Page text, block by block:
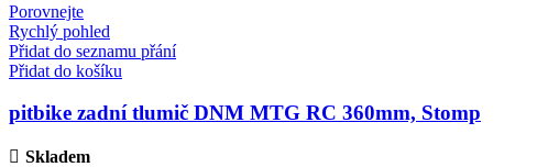
Porovnejte
Rychlý pohled
Přidat do seznamu přání
Přidat do košíku
pitbike zadní tlumič DNM MTG RC 360mm, Stomp
Skladem